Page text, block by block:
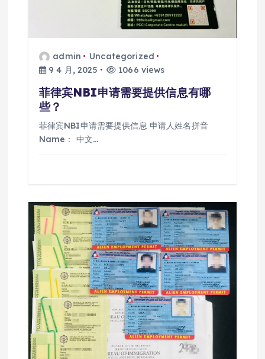
admin
Uncategorized
9 4 月, 2025
1066 views
菲律宾NBI申请需要提供信息有哪
些？
菲律宾NBI申请需要提供信息 申请人姓名拼音
Name： 中文…